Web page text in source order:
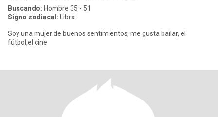
Buscando: Hombre 35 - 51
Signo zodiacal: Libra
Soy una mujer de buenos sentimientos, me gusta bailar, el
fútbol,el cine